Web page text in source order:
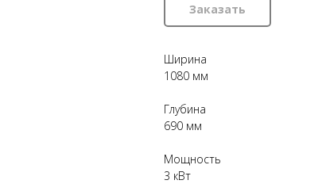
Заказать
Ширина
1080 мм
Глубина
690 мм
Мощность
3 кВт